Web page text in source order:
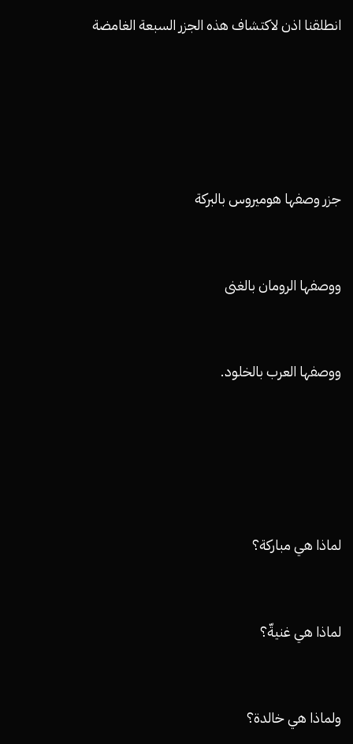
انطلقنا اذن لاكتشاف هذه الجزر السبعة الغامضة
جزر وصفها هوميروس بالبركة
ووصفها الرومان بالغنى
ووصفها العرب بالخلود.
لماذا هي مباركة؟
لماذا هي غنيةّ؟
ولماذا هي خالدة؟